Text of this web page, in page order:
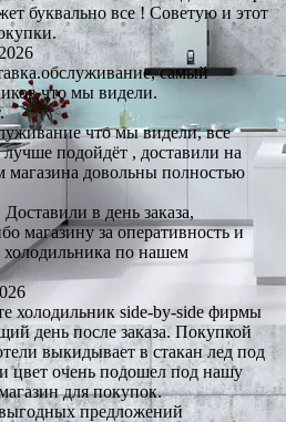
буквально все ! Советую и этот
самый
что мы видели.
что мы видели, все
лучше подойдёт , доставили на
довольны полностью
в день заказа,
магазину за оперативность и
по нашем
холодильник side-by-side фирмы
день после заказа. Покупкой
выкидывает в стакан лед под
цвет очень подошел под нашу
для покупок.
предложений